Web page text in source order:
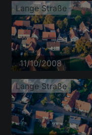
Lange Straße
11/10/2008
Lange Straße